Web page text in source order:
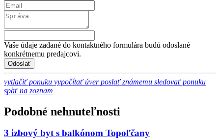
Vaše údaje zadané do kontaktného formulára budú odoslané
konkrétnemu predajcovi.
vytlačiť ponuku vypočítať úver poslať známemu sledovať ponuku
späť na zoznam
Podobné nehnuteľnosti
3 izbový byt s balkónom Topoľčany